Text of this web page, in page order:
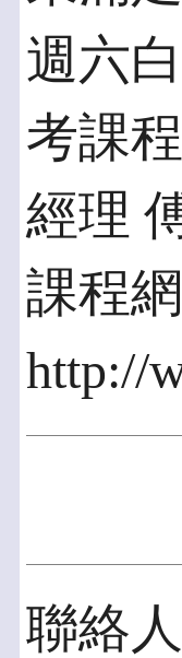
週六
考課
經理
課程網
http://
聯絡